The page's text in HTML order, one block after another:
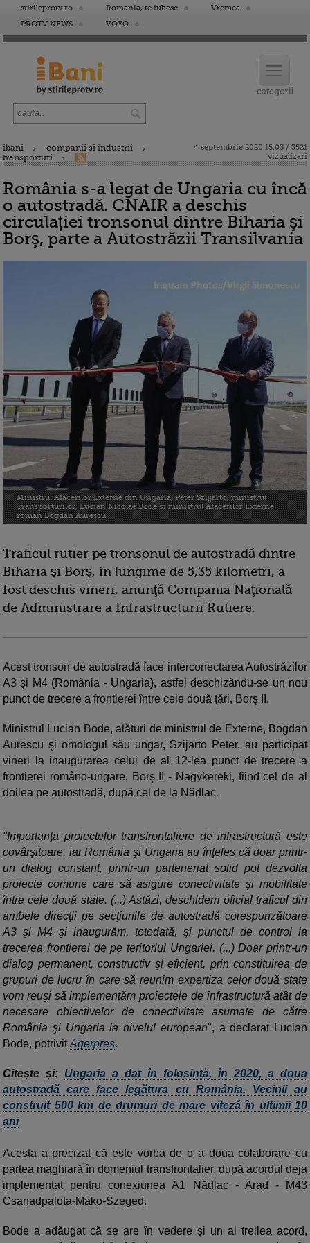
stirileprotv.ro Romania, te iubesc
Vremea
PROTV NEWS
VOYO
ibani
companii si industrii
transporturi
4 septembrie 2020 15:03 / 3521
vizualizari
România s-a legat de Ungaria cu încă
o autostradă. CNAIR a deschis
circulației tronsonul dintre Biharia şi
Borş, parte a Autostrăzii Transilvania
Ministrul Afacerilor Externe din Ungaria, Péter Szijjártó, ministrul
Transporturilor, Lucian Nicolae Bode și ministrul Afacerilor Externe
român Bogdan Aurescu.
Traficul rutier pe tronsonul de autostradă dintre
Biharia şi Borş, în lungime de 5,35 kilometri, a
fost deschis vineri, anunţă Compania Naţională
de Administrare a Infrastructurii Rutiere.
Acest tronson de autostradă face interconectarea Autostrăzilor
A3 şi M4 (România - Ungaria), astfel deschizându-se un nou
punct de trecere a frontierei între cele două ţări, Borş II.
Ministrul Lucian Bode, alături de ministrul de Externe, Bogdan
Aurescu şi omologul său ungar, Szijarto Peter, au participat
vineri la inaugurarea celui de al 12-lea punct de trecere a
frontierei româno-ungare, Borş II - Nagykereki, fiind cel de al
doilea pe autostradă, după cel de la Nădlac.
"Importanţa proiectelor transfrontaliere de infrastructură este
covârşitoare, iar România şi Ungaria au înţeles că doar printr-
un dialog constant, printr-un parteneriat solid pot dezvolta
proiecte comune care să asigure conectivitate şi mobilitate
între cele două state. (...) Astăzi, deschidem oficial traficul din
ambele direcţii pe secţiunile de autostradă corespunzătoare
A3 şi M4 şi inaugurăm, totodată, şi punctul de control la
trecerea frontierei de pe teritoriul Ungariei. (...) Doar printr-un
dialog permanent, constructiv şi eficient, prin constituirea de
grupuri de lucru în care să reunim expertiza celor două state
vom reuşi să implementăm proiectele de infrastructură atât de
necesare obiectivelor de conectivitate asumate de către
România şi Ungaria la nivelul european", a declarat Lucian
Bode, potrivitAgerpres.
Citește și: Ungaria a dat în folosință, în 2020, a doua
autostradă care face legătura cu România. Vecinii au
construit 500 km de drumuri de mare viteză în ultimii 10
ani
Acesta a precizat că este vorba de o a doua colaborare cu
partea maghiară în domeniul transfrontalier, după acordul deja
implementat pentru conexiunea A1 Nădlac - Arad - M43
Csanadpalota-Mako-Szeged.
Bode a adăugat că se are în vedere şi un al treilea acord,